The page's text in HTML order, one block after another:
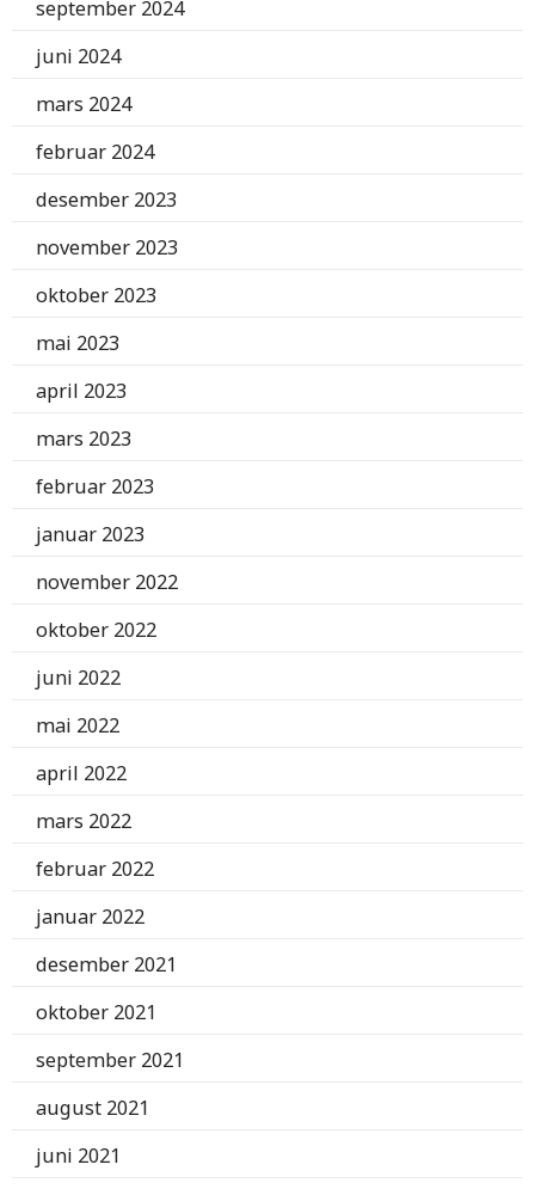
september 2024
juni 2024
mars 2024
februar 2024
desember 2023
november 2023
oktober 2023
mai 2023
april 2023
mars 2023
februar 2023
januar 2023
november 2022
oktober 2022
juni 2022
mai 2022
april 2022
mars 2022
februar 2022
januar 2022
desember 2021
oktober 2021
september 2021
august 2021
juni 2021